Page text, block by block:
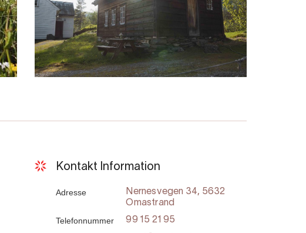
Kontakt Information
Adresse
Nernesvegen 34, 5632
Omastrand
Telefonnummer 99 15 21 95